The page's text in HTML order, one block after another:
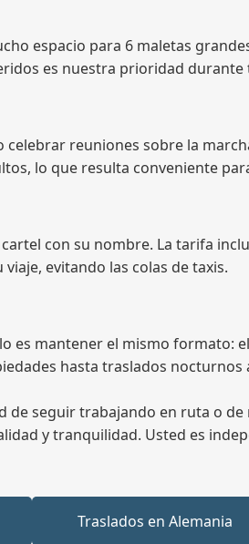
espacio para 6 maletas
es nuestra prioridad durante
reuniones sobre la
lo que resulta conveniente
con su nombre. La tarifa
evitando las colas de taxis.
es mantener el mismo
hasta traslados
seguir trabajando en ruta o
y tranquilidad. Usted es
Traslados en Alemania